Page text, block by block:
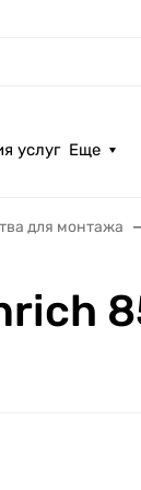
услуг Еще
для монтажа